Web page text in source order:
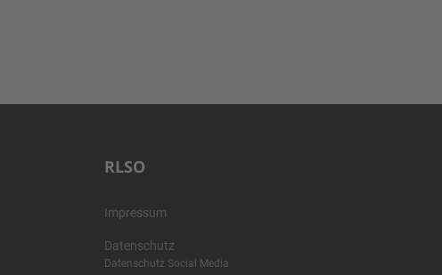
RLSO
Impressum
Datenschutz
Datenschutz Social Media